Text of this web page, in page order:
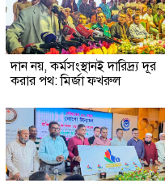
দান নয়, কর্মসংস্থানই দারিদ্র্য দূর
করার পথ: মির্জা ফখরুল